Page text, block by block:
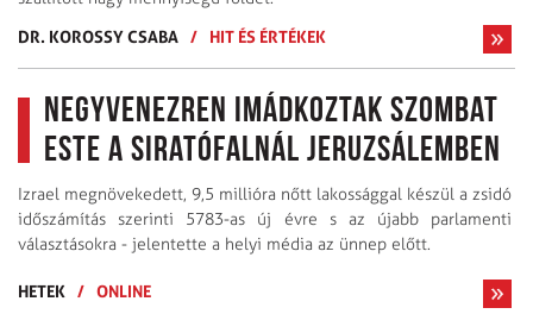
DR. KOROSSY CSABA / HIT ÉS ÉRTÉKEK
Negyvenezren imádkoztak szombat
este a Siratófalnál Jeruzsálemben
Izrael megnövekedett, 9,5 millióra nőtt lakossággal készül a zsidó
időszámítás szerinti 5783-as új évre s az újabb parlamenti
választásokra - jelentette a helyi média az ünnep előtt.
HETEK / ONLINE